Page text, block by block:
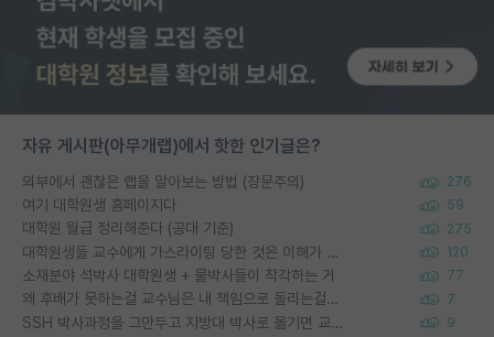
자유 게시판(아무개랩)에서 핫한 인기글은?
외부에서 괜찮은 랩을 알아보는 방법 (장문주의) 276
여기 대학원생 홈페이지다 59
대학원 월급 정리해준다 (공대 기준) 275
대학원생들 교수에게 가스라이팅 당한 것은 이해가 갑니다. 안타깝네요. 120
소재분야 석박사 대학원생 + 물박사들이 착각하는 거 77
왜 후배가 못하는걸 교수님은 내 책임으로 돌리는걸까요? 7
SSH 박사과정을 그만두고 지방대 박사로 옮기면 교수의 꿈은 끝일까요? 9